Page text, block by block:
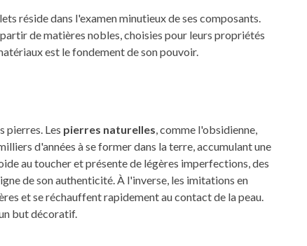
réside dans l'examen minutieux de ses composants.
de matières nobles, choisies pour leurs propriétés
est le fondement de son pouvoir.
pierres. Les pierres naturelles , comme l'obsidienne,
d'années à se former dans la terre, accumulant une
au toucher et présente de légères imperfections, des
de son authenticité. À l'inverse, les imitations en
et se réchauffent rapidement au contact de la peau.
but décoratif.